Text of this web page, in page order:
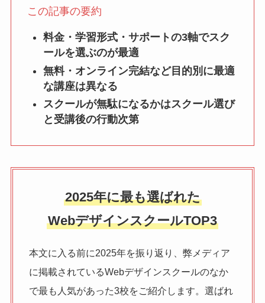
この記事の要約
料金・学習形式・サポートの3軸でスク
ールを選ぶのが最適
無料・オンライン完結など目的別に最適
な講座は異なる
スクールが無駄になるかはスクール選び
と受講後の行動次第
2025年に最も選ばれた
WebデザインスクールTOP3
本文に入る前に2025年を振り返り、弊メディア
に掲載されているWebデザインスクールのなか
で最も人気があった3校をご紹介します。選ばれ